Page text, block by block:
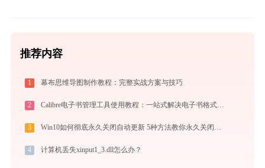
推荐内容
1 幕布思维导图制作教程：完整实战方案与技巧
2 Calibre电子书管理工具使用教程：一站式解决电子书格式转换、元数据管理与设备同步
3 Win10如何彻底永久关闭自动更新 5种方法教你永久关闭win10自动更新
4 计算机丢失xinput1_3.dll怎么办？